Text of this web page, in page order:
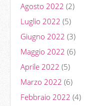
Agosto 2022 (2)
Luglio 2022 (5)
Giugno 2022 (3)
Maggio 2022 (6)
Aprile 2022 (5)
Marzo 2022 (6)
Febbraio 2022 (4)